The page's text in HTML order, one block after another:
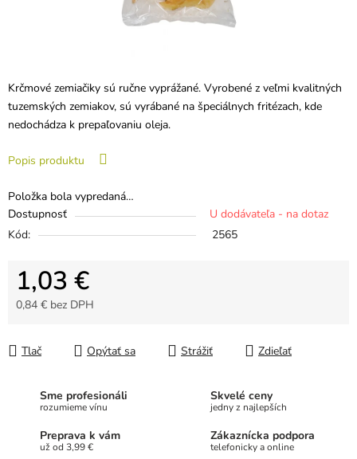
Krčmové zemiačiky sú ručne vyprážané. Vyrobené z veľmi kvalitných
tuzemských zemiakov, sú vyrábané na špeciálnych fritézach, kde
nedochádza k prepaľovaniu oleja.
Popis produktu
Položka bola vypredaná…
Dostupnosť
U dodávateľa - na dotaz
Kód:
2565
1,03 €
0,84 € bez DPH
Tlač
Opýtať sa Strážiť Zdieľať
Sme profesionáli
rozumieme vínu
Skvelé ceny
jedny z najlepších
Preprava k vám
už od 3,99 €
Zákaznícka podpora
telefonicky a online